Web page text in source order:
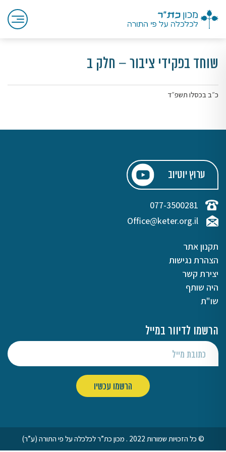
שוחד בפקידי ציבור – חלק ב
כ״ב בכסלו תשפ״ד
ערוץ יוטיוב
077-3500281
Office@keter.org.il
תקנון אתר
הצהרת נגישות
יצירת קשר
היה שותף
שו"ת
הרשמו לדיוור במייל
© כל הזכויות שמורות 2022 . מכון כת”ר לכלכלה על פי התורה (ע”ר)